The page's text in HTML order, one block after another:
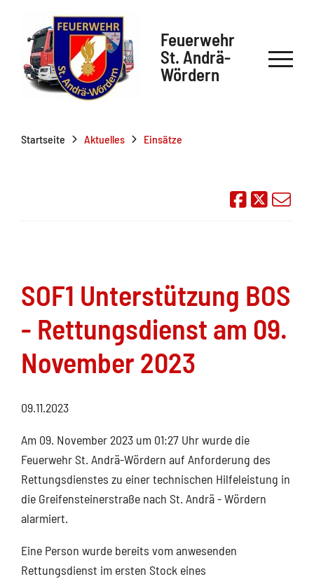
Feuerwehr
St. Andrä-
Wördern
Startseite Aktuelles Einsätze
Auf
SOF1 Unterstützung BOS
- Rettungsdienst am 09.
November 2023
09.11.2023
Am 09. November 2023 um 01:27 Uhr wurde die
Feuerwehr St. Andrä-Wördern auf Anforderung des
Rettungsdienstes zu einer technischen Hilfeleistung in
die Greifensteinerstraße nach St. Andrä - Wördern
alarmiert.
Eine Person wurde bereits vom anwesenden
Rettungsdienst im ersten Stock eines